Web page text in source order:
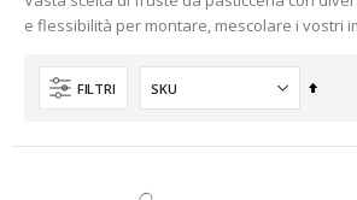
e flessibilità per montare, mescolare i vostri
FILTRI